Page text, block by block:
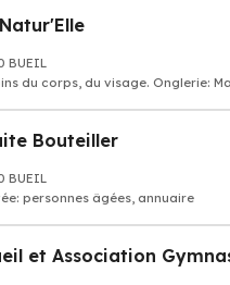
BUEIL
du corps, du visage. Onglerie:
Bouteiller
BUEIL
personnes âgées, annuaire